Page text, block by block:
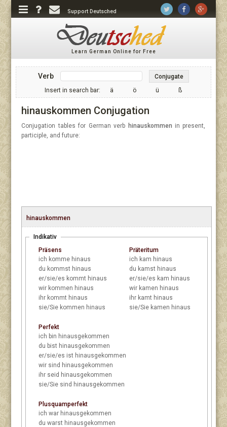
Support Deutsched
Learn German Online for Free
Verb
Conjugate
Insert in search bar:
ä ö ü ß
hinauskommen Conjugation
Conjugation tables for German verb hinauskommen in present,
participle, and future:
hinauskommen
Indikativ
Präsens
ich komme hinaus
du kommst hinaus
er/sie/es kommt hinaus
wir kommen hinaus
ihr kommt hinaus
sie/Sie kommen hinaus
Präteritum
ich kam hinaus
du kamst hinaus
er/sie/es kam hinaus
wir kamen hinaus
ihr kamt hinaus
sie/Sie kamen hinaus
Perfekt
ich bin hinausgekommen
du bist hinausgekommen
er/sie/es ist hinausgekommen
wir sind hinausgekommen
ihr seid hinausgekommen
sie/Sie sind hinausgekommen
Plusquamperfekt
ich war hinausgekommen
du warst hinausgekommen